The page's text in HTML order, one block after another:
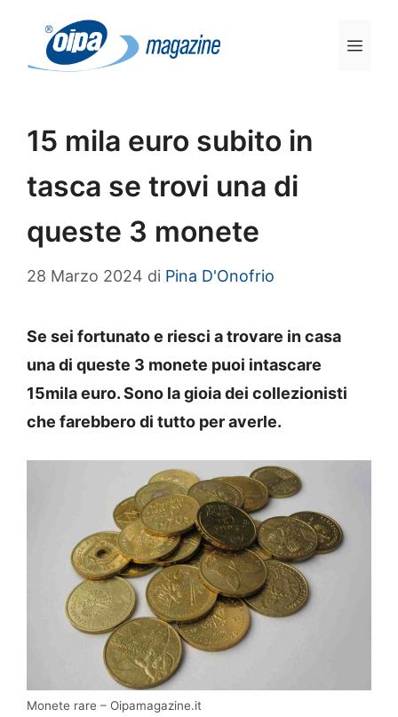
contenuto
15 mila euro subito in
tasca se trovi una di
queste 3 monete
28 Marzo 2024 di Pina D'Onofrio
Se sei fortunato e riesci a trovare in casa
una di queste 3 monete puoi intascare
15mila euro. Sono la gioia dei collezionisti
che farebbero di tutto per averle.
Monete rare – Oipamagazine.it